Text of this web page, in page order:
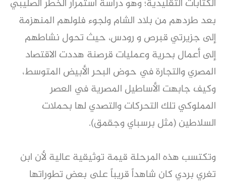
الكتابات التقليدية؛ وهو دراسة استمرار الخطر الصليبي
بعد طردهم من بلاد الشام ولجوء فلولهم المنهزمة
إلى جزيرتي قبرص و رودس، حيث تحول نشاطهم
إلى أعمال بحرية وعمليات قرصنة هددت الاقتصاد
المصري والتجارة في حوض البحر الأبيض المتوسط،
وكيف جابهت الأساطيل المصرية في العصر
المملوكي تلك التحركات والتصدي لها بحملات
السلاطين (مثل برسباي وجقمق).
وتكتسب هذه المرحلة قيمة توثيقية عالية لأن ابن
تغري بردي كان شاهداً قريباً على بعض تطوراتها